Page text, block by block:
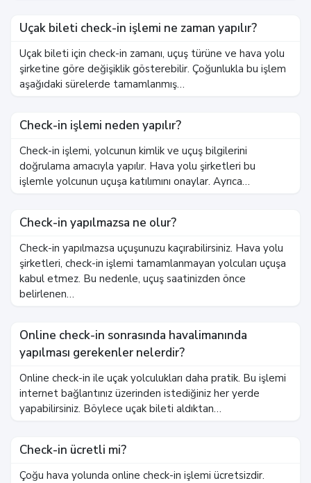
Uçak bileti check-in işlemi ne zaman yapılır?
Uçak bileti için check-in zamanı, uçuş türüne ve hava yolu
şirketine göre değişiklik gösterebilir. Çoğunlukla bu işlem
aşağıdaki sürelerde tamamlanmış…
Check-in işlemi neden yapılır?
Check-in işlemi, yolcunun kimlik ve uçuş bilgilerini
doğrulama amacıyla yapılır. Hava yolu şirketleri bu
işlemle yolcunun uçuşa katılımını onaylar. Ayrıca…
Check-in yapılmazsa ne olur?
Check-in yapılmazsa uçuşunuzu kaçırabilirsiniz. Hava yolu
şirketleri, check-in işlemi tamamlanmayan yolcuları uçuşa
kabul etmez. Bu nedenle, uçuş saatinizden önce
belirlenen…
Online check-in sonrasında havalimanında
yapılması gerekenler nelerdir?
Online check-in ile uçak yolculukları daha pratik. Bu işlemi
internet bağlantınız üzerinden istediğiniz her yerde
yapabilirsiniz. Böylece uçak bileti aldıktan…
Check-in ücretli mi?
Çoğu hava yolunda online check-in işlemi ücretsizdir.